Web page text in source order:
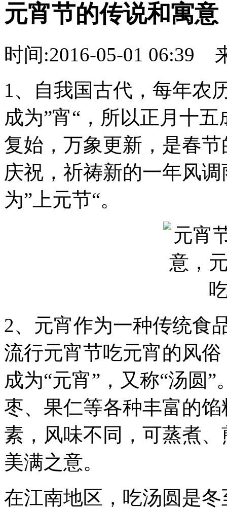
元宵节的传说和寓
时间:2016-05-01 06:39
1、自我国古代，每年农
成为”宵“，所以正月十
复始，万象更新，是春
庆祝，祈祷新的一年风
为”上元节“。
2、元宵作为一种传统食
流行元宵节吃元宵的风
成为“元宵”，又称“汤圆
枣、果仁等各种丰富的
素，风味不同，可蒸煮
美满之意。
在江南地区，吃汤圆是